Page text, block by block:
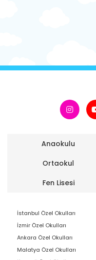
Anaokulu
Ortaokul
Fen Lisesi
İstanbul Özel Okulları
İzmir Özel Okulları
Ankara Özel Okulları
Malatya Özel Okulları